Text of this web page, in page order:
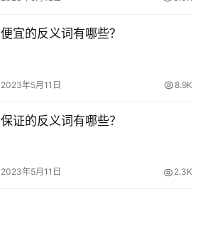
便宜的反义词有哪些？
2023年5月11日 8.9K
保证的反义词有哪些？
2023年5月11日 2.3K